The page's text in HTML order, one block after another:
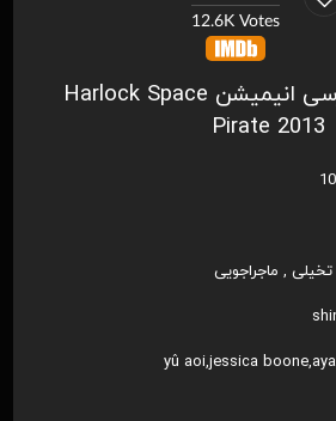
12.6K Votes
دانلود دوبله فارسی انیمیشن Harlock Space
Pirate 2013
, ماجراجویی
yû aoi,jessica boone,